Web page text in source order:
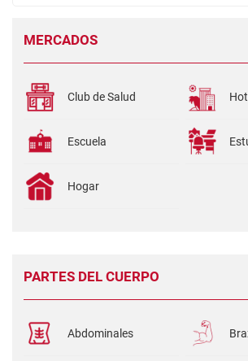
MERCADOS
Club de Salud
Escuela
Hogar
PARTES DEL CUERPO
Abdominales